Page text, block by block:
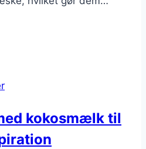
kokosmælk til